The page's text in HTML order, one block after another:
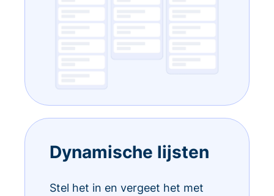
Dynamische lijsten
Stel het in en vergeet het met